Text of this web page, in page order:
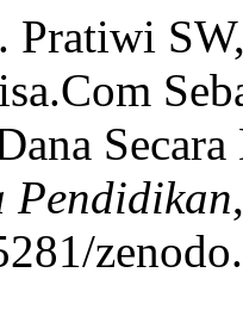
Pratiwi
Pendidikan